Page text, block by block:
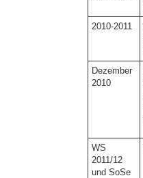
2010-2011
Dezember
2010
WS
2011/12
und SoSe